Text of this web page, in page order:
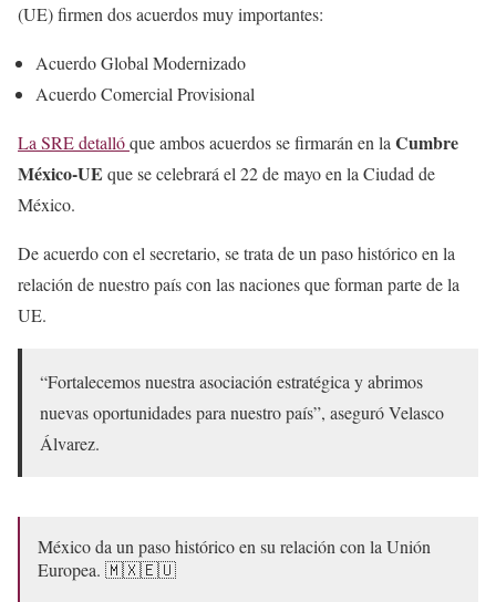
(UE) firmen dos acuerdos muy importantes:
Acuerdo Global Modernizado
Acuerdo Comercial Provisional
La SRE detallóque ambos acuerdos se firmarán en la Cumbre
México-UE que se celebrará el 22 de mayo en la Ciudad de
México.
De acuerdo con el secretario, se trata de un paso histórico en la
relación de nuestro país con las naciones que forman parte de la
UE.
“Fortalecemos nuestra asociación estratégica y abrimos
nuevas oportunidades para nuestro país”, aseguró Velasco
Álvarez.
México da un paso histórico en su relación con la Unión
Europea. 🇲🇽🇪🇺